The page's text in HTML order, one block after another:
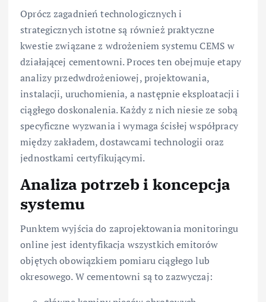
Oprócz zagadnień technologicznych i
strategicznych istotne są również praktyczne
kwestie związane z wdrożeniem systemu CEMS w
działającej cementowni. Proces ten obejmuje etapy
analizy przedwdrożeniowej, projektowania,
instalacji, uruchomienia, a następnie eksploatacji i
ciągłego doskonalenia. Każdy z nich niesie ze sobą
specyficzne wyzwania i wymaga ścisłej współpracy
między zakładem, dostawcami technologii oraz
jednostkami certyfikującymi.
Analiza potrzeb i koncepcja
systemu
Punktem wyjścia do zaprojektowania monitoringu
online jest identyfikacja wszystkich emitorów
objętych obowiązkiem pomiaru ciągłego lub
okresowego. W cementowni są to zazwyczaj: